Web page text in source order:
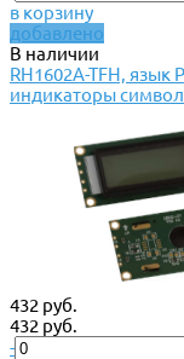
в корзину
добавлено
В наличии
RH1602A-TFH,
индикаторы
432 руб.
432 руб.
-